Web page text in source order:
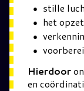
stille
het
Hierdoor
en